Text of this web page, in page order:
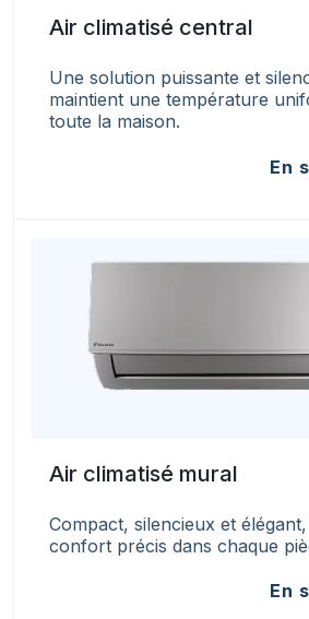
Air climatisé central
Une solution puissante et
maintient une température
toute la maison.
En
Air climatisé mural
Compact, silencieux et
confort précis dans chaque
En